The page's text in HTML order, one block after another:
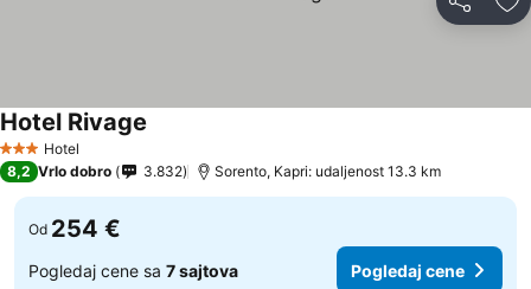
Deli
3 Zvezdice
Hotel
Hotel Rivage
8,2 Vrlo dobro 3.832 Sorento, Kapri: udaljenost 13.3 km
Od 254 €
Pogledaj cene sa 7 sajtova Pogledaj cene